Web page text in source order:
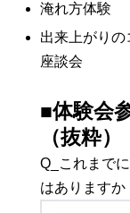
淹れ方体験
出来上がりの
座談会
■体験会
（抜粋）
Q_これまで
はありますか